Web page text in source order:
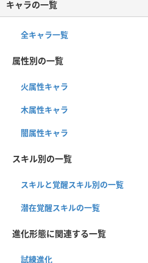
キャラの一覧
全キャラ一覧
属性別の一覧
火属性キャラ
木属性キャラ
闇属性キャラ
スキル別の一覧
スキルと覚醒スキル別の一覧
潜在覚醒スキルの一覧
進化形態に関連する一覧
試練進化